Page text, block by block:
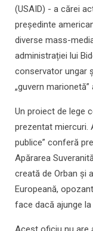
(USAID) - a cărei
președinte
diverse mass-
administrației lui
conservator ungar
„guvern
Un proiect de lege
prezentat miercuri.
publice” conferă
Apărarea
creată de Orban și
Europeană,
face dacă ajunge